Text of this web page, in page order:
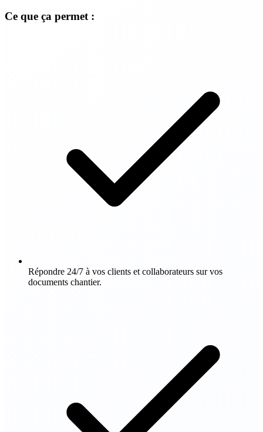
Ce que ça permet :
Répondre 24/7 à vos clients et collaborateurs sur vos
documents chantier.